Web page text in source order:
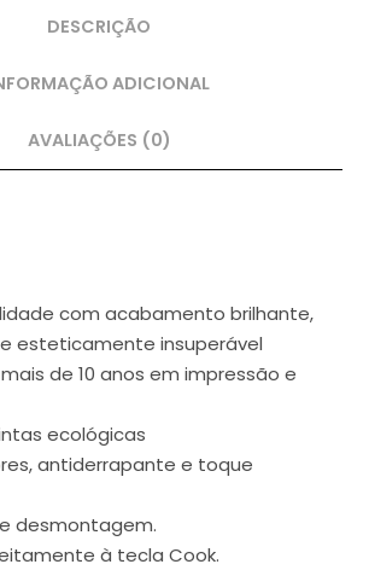
DESCRIÇÃO
ADICIONAL
AVALIAÇÕES (0)
com acabamento brilhante,
esteticamente insuperável
de 10 anos em impressão e
ecológicas
antiderrapante e toque
desmontagem.
à tecla Cook.